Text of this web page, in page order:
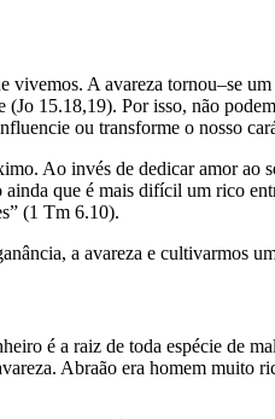
A avareza tornou–se
15.18,19). Por isso, não
ou transforme o nosso
Ao invés de dedicar amor ao
que é mais difícil um rico
(1 Tm 6.10).
a avareza e cultivarmos
é a raiz de toda espécie de
Abraão era homem muito